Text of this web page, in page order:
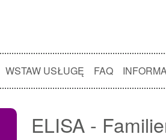
WSTAW USŁUGĘ FAQ
ELISA -